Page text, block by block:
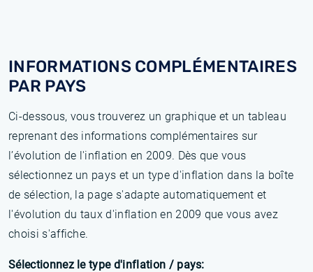
INFORMATIONS COMPLÉMENTAIRES
PAR PAYS
Ci-dessous, vous trouverez un graphique et un tableau
reprenant des informations complémentaires sur
l’évolution de l'inflation en 2009. Dès que vous
sélectionnez un pays et un type d'inflation dans la boîte
de sélection, la page s'adapte automatiquement et
l'évolution du taux d'inflation en 2009 que vous avez
choisi s'affiche.
Sélectionnez le type d'inflation / pays: